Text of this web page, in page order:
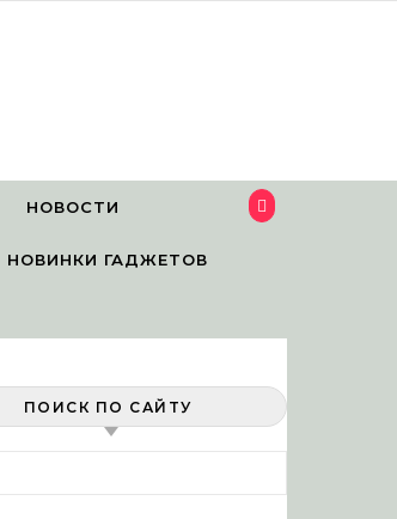
НОВОСТИ
НОВИНКИ ГАДЖЕТОВ
ПОИСК ПО САЙТУ